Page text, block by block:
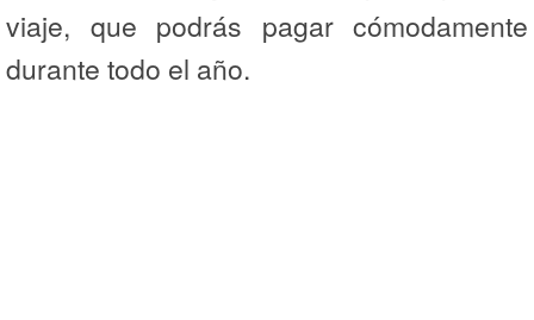
viaje, que podrás pagar cómodamente
durante todo el año.